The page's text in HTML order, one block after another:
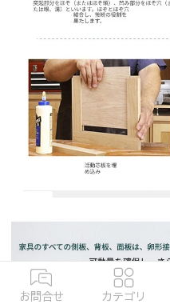
お問合せ カテゴリ